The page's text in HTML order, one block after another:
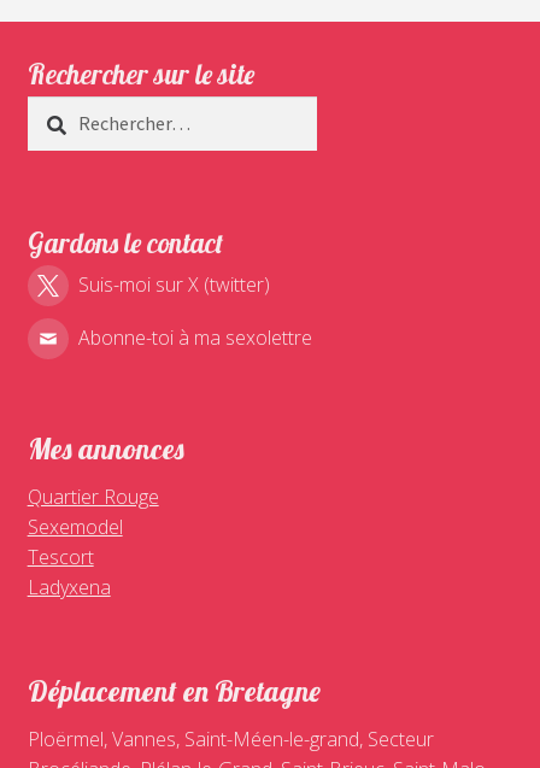
Rechercher sur le site
Rechercher :
Gardons le contact
Suis-moi sur X (twitter)
Abonne-toi à ma sexolettre
Mes annonces
Quartier Rouge
Sexemodel
Tescort
Ladyxena
Déplacement en Bretagne
Ploërmel, Vannes, Saint-Méen-le-grand, Secteur